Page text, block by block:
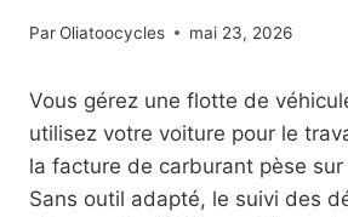
ParOliatoocycles mai 23, 2026
Vous gérez une flotte de
utilisez votre voiture pour le
la facture de carburant pèse
Sans outil adapté, le suivi des